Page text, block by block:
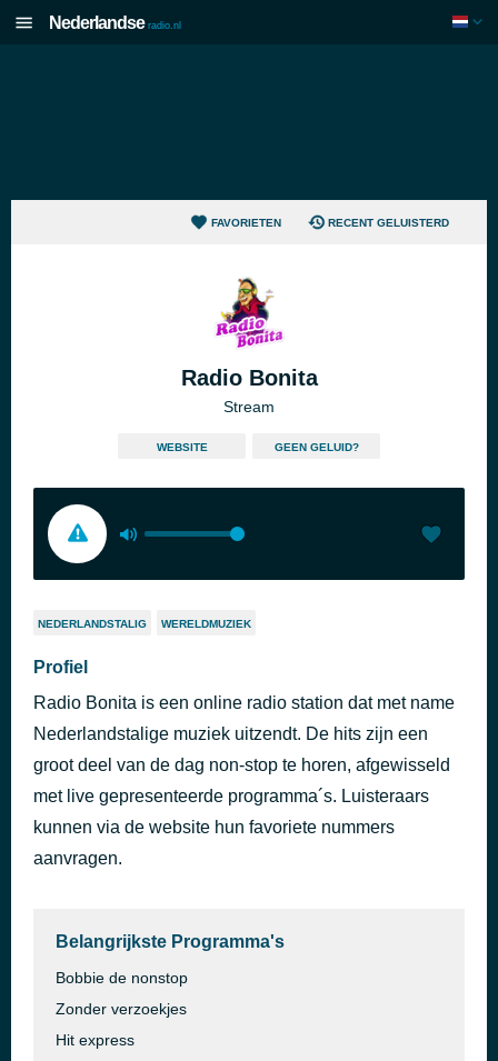
Nederlandse radio.nl
FAVORIETEN RECENT GELUISTERD
Radio Bonita
Stream
WEBSITE GEEN GELUID?
NEDERLANDSTALIG WERELDMUZIEK
Profiel
Radio Bonita is een online radio station dat met name
Nederlandstalige muziek uitzendt. De hits zijn een
groot deel van de dag non-stop te horen, afgewisseld
met live gepresenteerde programma´s. Luisteraars
kunnen via de website hun favoriete nummers
aanvragen.
Belangrijkste Programma's
Bobbie de nonstop
Zonder verzoekjes
Hit express